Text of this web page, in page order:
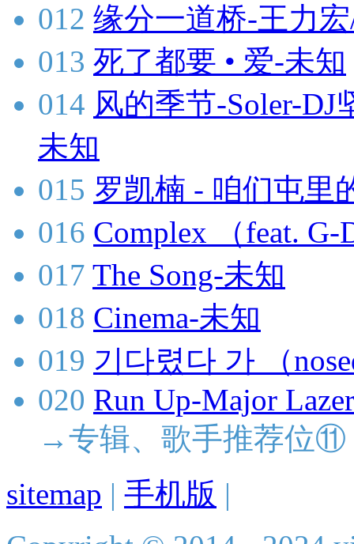
012 缘分一道桥-王力
013 死了都要 • 爱-未知
014 风的季节-Soler-
未知
015 罗凯楠 - 咱们屯里
016 Complex （feat.
017 The Song-未知
018 Cinema-未知
019 기다렸다 가 （
020 Run Up-Major
→专辑、歌手推荐位⑪
sitemap | 手机版 |